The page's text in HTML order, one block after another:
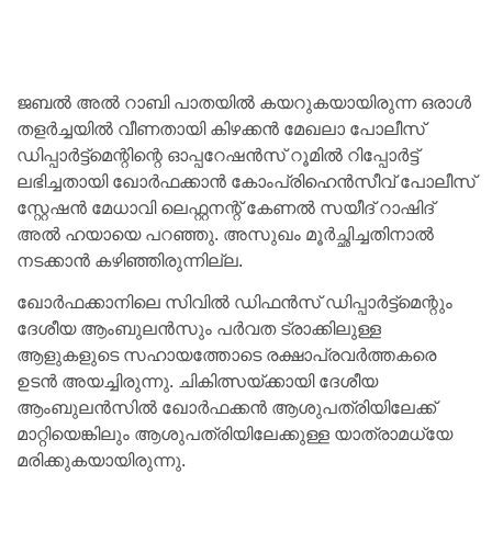
ജബൽ അൽ റാബി പാതയിൽ കയറുകയായിരുന്ന ഒരാൾ
തളർച്ചയിൽ വീണതായി കിഴക്കൻ മേഖലാ പോലീസ്
ഡിപ്പാർട്ട്‌മെന്റിന്റെ ഓപ്പറേഷൻസ് റൂമിൽ റിപ്പോർട്ട്
ലഭിച്ചതായി ഖോർഫക്കാൻ കോംപ്രിഹെൻസീവ് പോലീസ്
സ്റ്റേഷൻ മേധാവി ലെഫ്റ്റനന്റ് കേണൽ സയീദ് റാഷിദ്
അൽ ഹയായെ പറഞ്ഞു. അസുഖം മൂർച്ഛിച്ചതിനാൽ
നടക്കാൻ കഴിഞ്ഞിരുന്നില്ല.
ഖോർഫക്കാനിലെ സിവിൽ ഡിഫൻസ് ഡിപ്പാർട്ട്‌മെന്റും
ദേശീയ ആംബുലൻസും പർവത ട്രാക്കിലുള്ള
ആളുകളുടെ സഹായത്തോടെ രക്ഷാപ്രവർത്തകരെ
ഉടൻ അയച്ചിരുന്നു. ചികിത്സയ്ക്കായി ദേശീയ
ആംബുലൻസിൽ ഖോർഫക്കൻ ആശുപത്രിയിലേക്ക്
മാറ്റിയെങ്കിലും ആശുപത്രിയിലേക്കുള്ള യാത്രാമധ്യേ
മരിക്കുകയായിരുന്നു.